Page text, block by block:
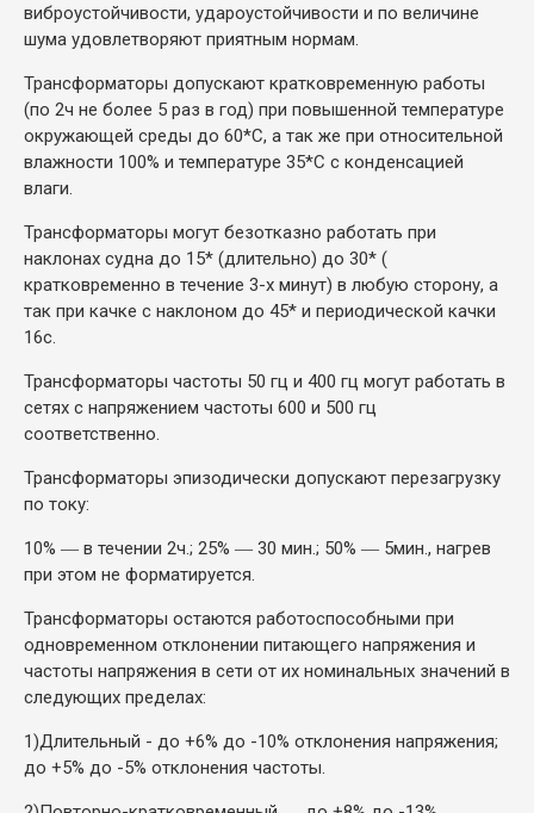
виброустойчивости, удароустойчивости и по величине
шума удовлетворяют приятным нормам.
Трансформаторы допускают кратковременную работы
(по 2ч не более 5 раз в год) при повышенной температуре
окружающей среды до 60*С, а так же при относительной
влажности 100% и температуре 35*С с конденсацией
влаги.
Трансформаторы могут безотказно работать при
наклонах судна до 15* (длительно) до 30* (
кратковременно в течение 3-х минут) в любую сторону, а
так при качке с наклоном до 45* и периодической качки
16с.
Трансформаторы частоты 50 гц и 400 гц могут работать в
сетях с напряжением частоты 600 и 500 гц
соответственно.
Трансформаторы эпизодически допускают перезагрузку
по току:
10% ― в течении 2ч.; 25% ― 30 мин.; 50% ― 5мин., нагрев
при этом не форматируется.
Трансформаторы остаются работоспособными при
одновременном отклонении питающего напряжения и
частоты напряжения в сети от их номинальных значений в
следующих пределах:
1)Длительный - до +6% до -10% отклонения напряжения;
до +5% до -5% отклонения частоты.